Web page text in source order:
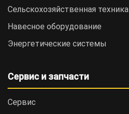
Сельскохозяйственная техника
Навесное оборудование
Энергетические системы
Сервис и запчасти
Сервис